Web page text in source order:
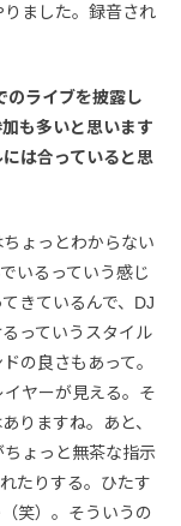
りました。録音され
ライブを披露し
も多いと思います
は合っていると思
ちょっとわからない
いるっていう感じ
きているんで、DJ
っていうスタイル
の良さもあって。
ヤーが見える。そ
りますね。あと、
ょっと無茶な指示
たりする。ひたす
笑）。そういうの